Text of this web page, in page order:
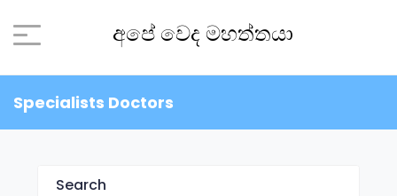
අපේ වෙද මහත්තයා
Specialists Doctors
Search